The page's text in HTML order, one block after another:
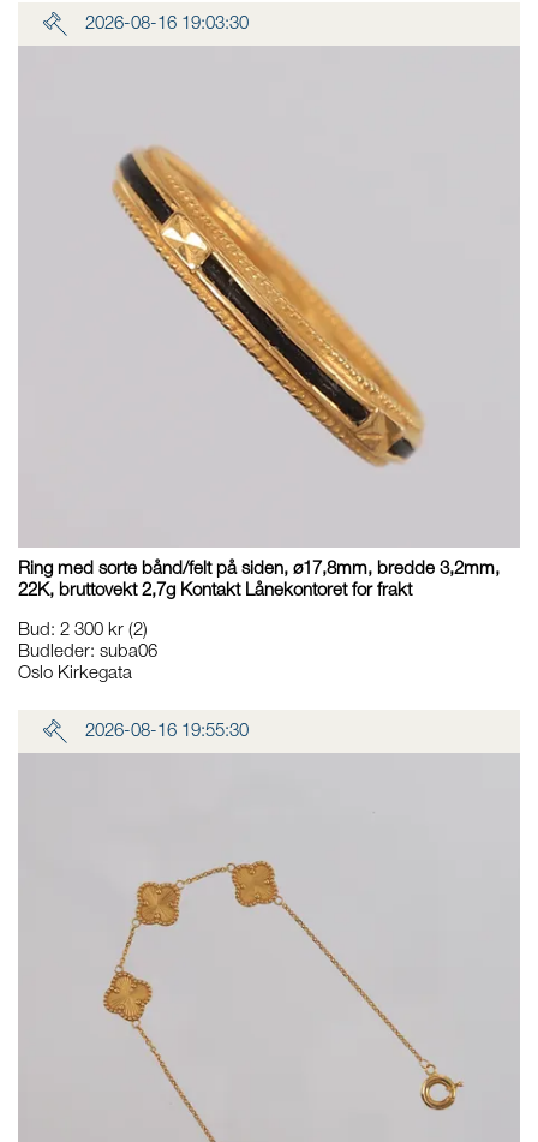
2026-08-16 19:03:30
Ring med sorte bånd/felt på siden, ø17,8mm, bredde 3,2mm,
22K, bruttovekt 2,7g Kontakt Lånekontoret for frakt
Bud: 2 300 kr (2)
Budleder: suba06
Oslo Kirkegata
2026-08-16 19:55:30